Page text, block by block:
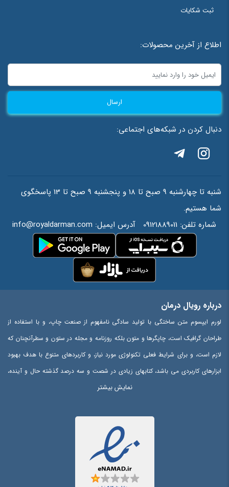
ثبت شکایات
اطلاع از آخرین محصولات:
ارسال
دنبال کردن در شبکه‌های اجتماعی:
شنبه تا چهارشنبه 9 صبح تا 18 و پنجشنبه 9 صبح تا 13 پاسخگوی
شما هستیم.
شماره تلفن: 09121889011 آدرس ایمیل: info@royaldarman.com
درباره رویال درمان
لورم ایپسوم متن ساختگی با تولید سادگی نامفهوم از صنعت چاپ، و با استفاده از
طراحان گرافیک است، چاپگرها و متون بلکه روزنامه و مجله در ستون و سطرآنچنان که
لازم است، و برای شرایط فعلی تکنولوژی مورد نیاز، و کاربردهای متنوع با هدف بهبود
ابزارهای کاربردی می باشد، کتابهای زیادی در شصت و سه درصد گذشته حال و آینده،
شناخت فراوان جامعه و متخصصان را می طلبد، تا با نرم افزارها شناخت بیشتری را
ایجاد کرد، در این صورت می توان امید داشت که تمام و دشواری موجود در ارائه
راهکارها، و شرایط سخت تایپ به پایان رسد و زمان مورد نیاز شامل حروفچینی
دستاوردهای اصلی، و جوابگوی سوالات پیوسته اهل دنیای موجود طراحی اساسا مورد
نمایش بیشتر